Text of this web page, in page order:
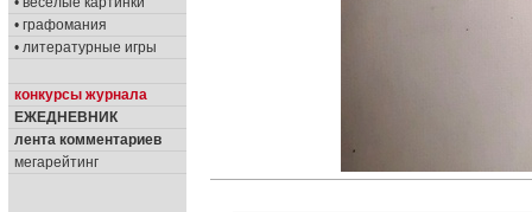
• графомания
• литературные игры
конкурсы журнала
ЕЖЕДНЕВНИК
лента комментариев
мегарейтинг